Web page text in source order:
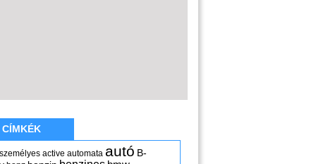
CÍMKÉK
active automata autó B-